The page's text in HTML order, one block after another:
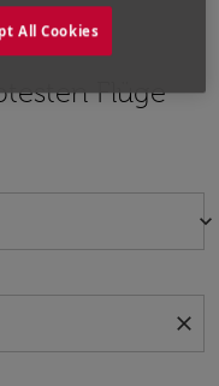
Flüge
keyboard_arrow_down
close
All Cookies